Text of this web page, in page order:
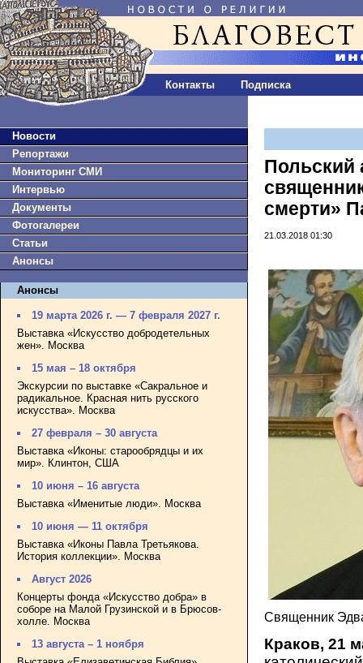
Контакты Подписка
Новости
Репортажи
Мониторинг СМИ
Интервью
Документы
Фотогалереи
Статьи
Анонсы
Анонсы
19 марта 2026 г. — 7 февраля 2027 г.
Выставка «Искусство добродетельных
жен». Москва
15 мая – 18 октября
Экскурсии по выставке «Сакральное и
радикальное. Красная нить русского
искусства». Москва
27 февраля – 30 августа
Выставка «Иконы: старообрядцы и их
мир». Клинтон, США
10 июня – 16 августа
Выставка «Именитые люди». Москва
10 июня — 11 октября
Выставка «Иконы Павла Третьякова.
История коллекции». Москва
Август 2026
Концерты фонда «Искусство добра» в
соборе на Малой Грузинской и в Брюсов-
холле. Москва
13 августа – 1 ноября
Польский
смерти»
21.03.2018 01:30
Cвященник
Краков, 21